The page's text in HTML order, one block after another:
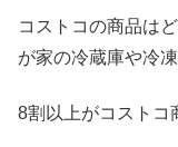
コストコの商品は
が家の冷蔵庫や冷凍
8割以上がコストコ